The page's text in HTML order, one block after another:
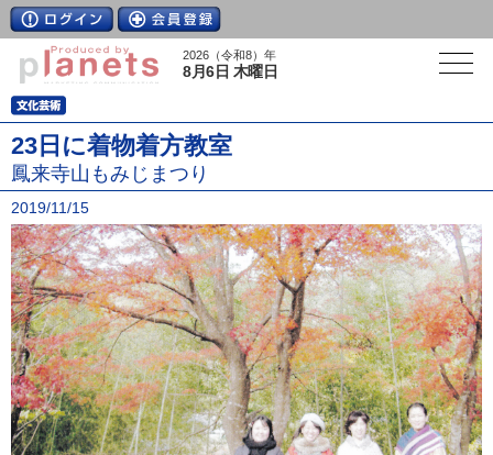
2026（令和8）年
8月6日 木曜日
23日に着物着方教室
鳳来寺山もみじまつり
2019/11/15